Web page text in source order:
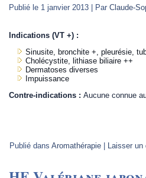
Publié le 1 janvier 2013 | Par Claude-
Indications (VT +) :
Sinusite, bronchite +, pleurésie,
Cholécystite, lithiase biliaire ++
Dermatoses diverses
Impuissance
Contre-indications :Aucune connue
Publié dans Aromathérapie | Laisser un